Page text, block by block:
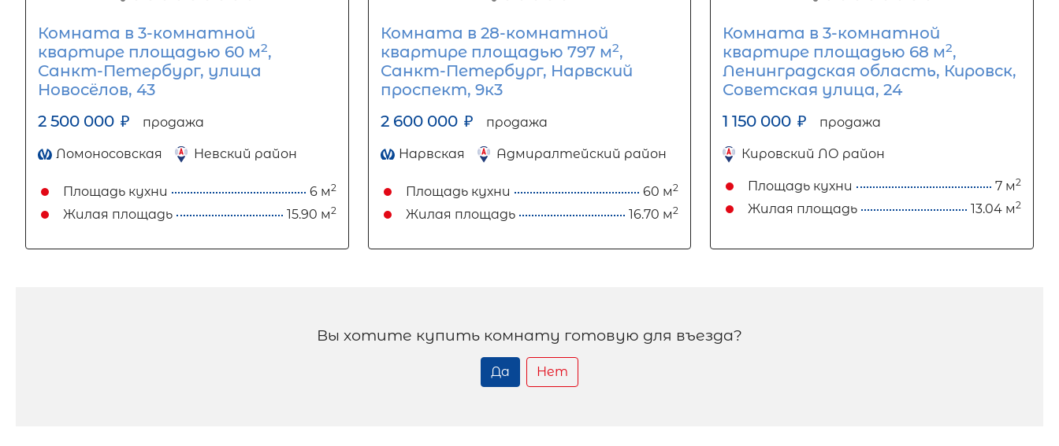
Комната в 3-комнатной
квартире площадью 60 м2,
Санкт-Петербург, улица
Новосёлов, 43
2 500 000 ₽ продажа
Ломоносовская Невский район
Площадь кухни 6 м2
Жилая площадь 15.90 м2
Комната в 28-комнатной
квартире площадью 797 м2,
Санкт-Петербург, Нарвский
проспект, 9к3
2 600 000 ₽ продажа
Нарвская Адмиралтейский район
Площадь кухни 60 м2
Жилая площадь 16.70 м2
Комната в 3-комнатной
квартире площадью 68 м2,
Ленинградская область, Кировск,
Советская улица, 24
1 150 000 ₽ продажа
Кировский ЛО район
Площадь кухни 7 м2
Жилая площадь 13.04 м2
Вы хотите купить комнату готовую для въезда?
Да Нет